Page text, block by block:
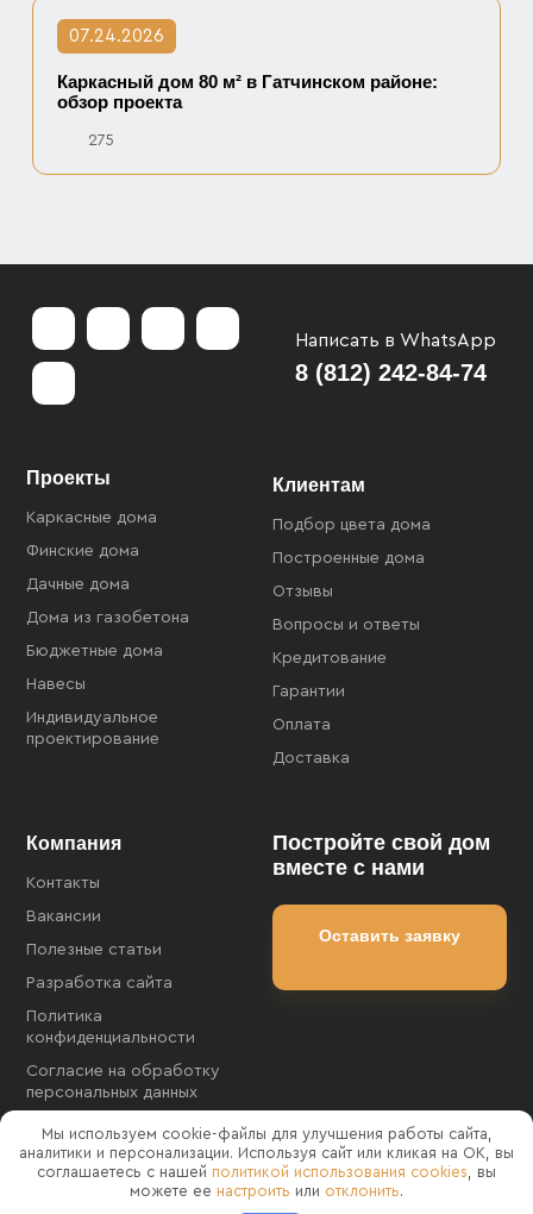
07.24.2026
Каркасный дом 80 м² в Гатчинском районе:
обзор проекта
275
Написать в WhatsApp
8 (812) 242-84-74
Проекты
Каркасные дома
Финские дома
Дачные дома
Дома из газобетона
Бюджетные дома
Навесы
Индивидуальное
проектирование
Клиентам
Подбор цвета дома
Построенные дома
Отзывы
Вопросы и ответы
Кредитование
Гарантии
Оплата
Доставка
Компания
Контакты
Вакансии
Полезные статьи
Разработка сайта
Политика
конфиденциальности
Согласие на обработку
персональных данных
Согласие на обработку
файлов cookies
Карта сайта
Постройте свой дом
вместе с нами
Оставить заявку
Мы используем cookie-файлы для улучшения работы сайта,
аналитики и персонализации. Используя сайт или кликая на OK, вы
соглашаетесь с нашей политикой использования cookies , вы
можете ее настроить или отклонить.